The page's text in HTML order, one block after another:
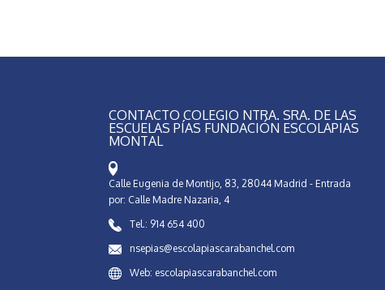
CONTACTO COLEGIO NTRA. SRA. DE LAS
ESCUELAS PÍAS FUNDACIÓN ESCOLAPIAS
MONTAL
Calle Eugenia de Montijo, 83, 28044 Madrid - Entrada
por: Calle Madre Nazaria, 4
Tel.: 914 654 400
nsepias@escolapiascarabanchel.com
Web: escolapiascarabanchel.com